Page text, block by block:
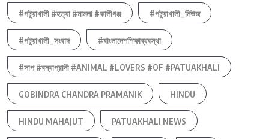
#পটুয়াখালী #হত্যা #মামলা #কালীগঞ্জ
#পটুয়াখালী_নিউজ
#পটুয়াখালী_সংবাদ #বাংলাদেশশিক্ষাব্যবস্থা
#সাপ #বন্যাপ্রানী #ANIMAL #LOVERS #OF #PATUAKHALI
GOBINDRA CHANDRA PRAMANIK HINDU
HINDU MAHAJUT PATUAKHALI NEWS